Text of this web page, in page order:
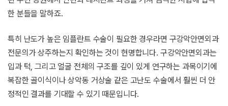
한 분들을 말하죠.
특히 난도가 높은 임플란트 수술이 필요한 경우라면 구강악안면외과
전문의가 상주하는지 확인하는 것이 현명합니다. 구강악안면외과는
입과 턱, 그리고 얼굴 전체의 구조를 깊이 있게 연구하는 과목이기에
복잡한 골이식이나 상악동 거상술 같은 고난도 수술에서 훨씬 더 안
정적인 결과를 기대할 수 있기 때문입니다.